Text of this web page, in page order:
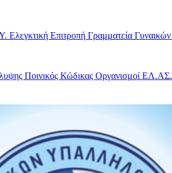
Ελεγκτική Επιτροπή Γραμματεία Γυναικών
Ποινικός Κώδικας Οργανισμοί ΕΛ.ΑΣ.